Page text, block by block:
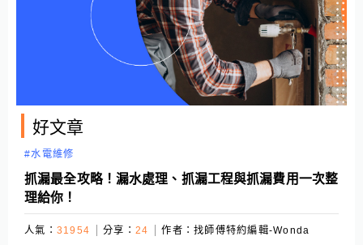
好文章
#水電維修
抓漏最全攻略！漏水處理、抓漏工程與抓漏費用一次整
理給你！
人氣： 31954 分享： 24 作者： 找師傅特約編輯-Wonda